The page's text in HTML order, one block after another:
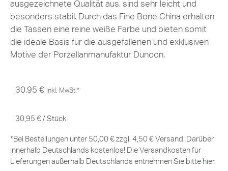
ausgezeichnete Qualität aus, sind sehr leicht und
besonders stabil. Durch das Fine Bone China erhalten
die Tassen eine reine weiße Farbe und bieten somit
die ideale Basis für die ausgefallenen und exklusiven
Motive der Porzellanmanufaktur Dunoon.
30,95 € inkl. MwSt.*
30,95 € / Stück
*Bei Bestellungen unter 50,00 € zzgl. 4,50 € Versand. Darüber
innerhalb Deutschlands kostenlos! Die Versandkosten für
Lieferungen außerhalb Deutschlands entnehmen Sie bitte hier.